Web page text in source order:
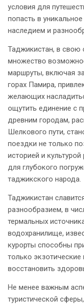
условия для
попасть в
наследием и
Таджикистан, в свою
множество
маршруты, включая
горах Памира,
желающих
ощутить единение с
древним городам,
Шелкового пути,
поездки не только
историей и
для глубокого
таджикского народа.
Таджикистан
разнообразием, в
термальных
водохранилище,
курорты способны
только
восстановить
Не менее важным
туристической